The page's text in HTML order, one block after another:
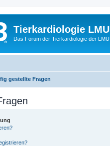
Tierkardiologie LMU
Das Forum der Tierkardiologie der LMU
gestellte Fragen